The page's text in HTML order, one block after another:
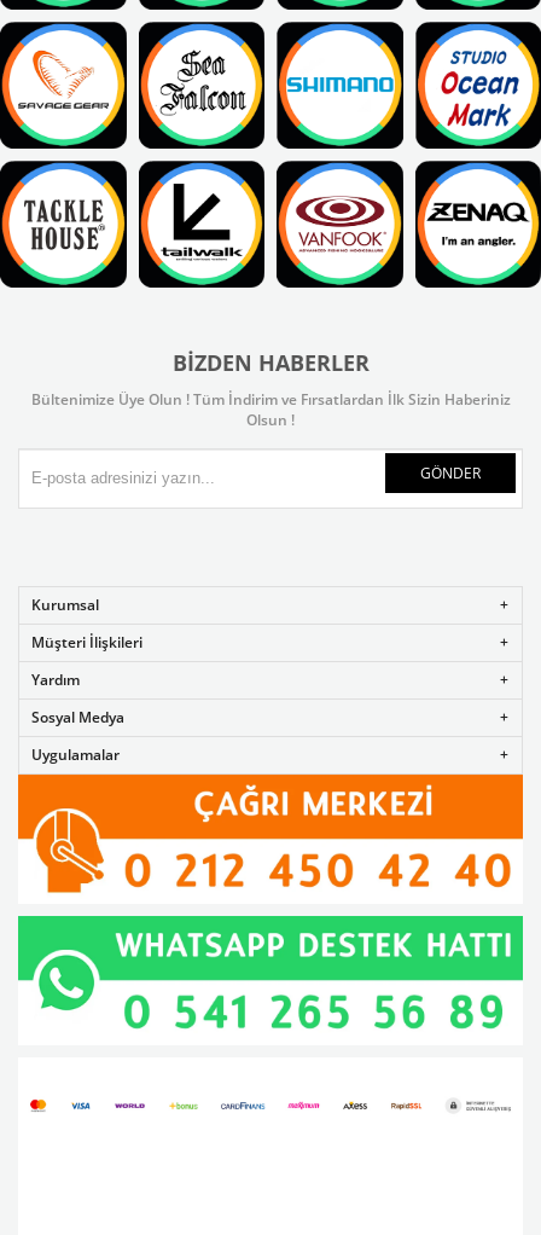
BIZDEN HABERLER
Bültenimize Üye Olun ! Tüm İndirim ve Fırsatlardan İlk Sizin Haberiniz
Olsun !
GÖNDER
Kurumsal
Müşteri İlişkileri
Yardım
Sosyal Medya
Uygulamalar